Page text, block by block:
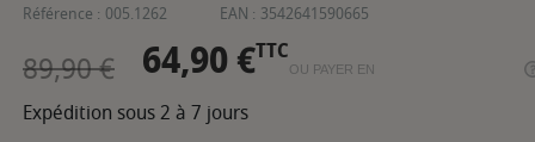
Référence : 005.1262 EAN : 3542641590665
89,90 € 64,90 €TTC
OU PAYER EN
Expédition sous 2 à 7 jours